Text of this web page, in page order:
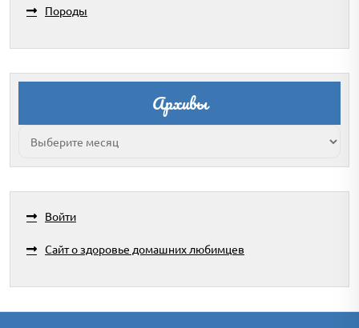
Породы
Архивы
Архивы
Войти
Сайт о здоровье домашних любимцев